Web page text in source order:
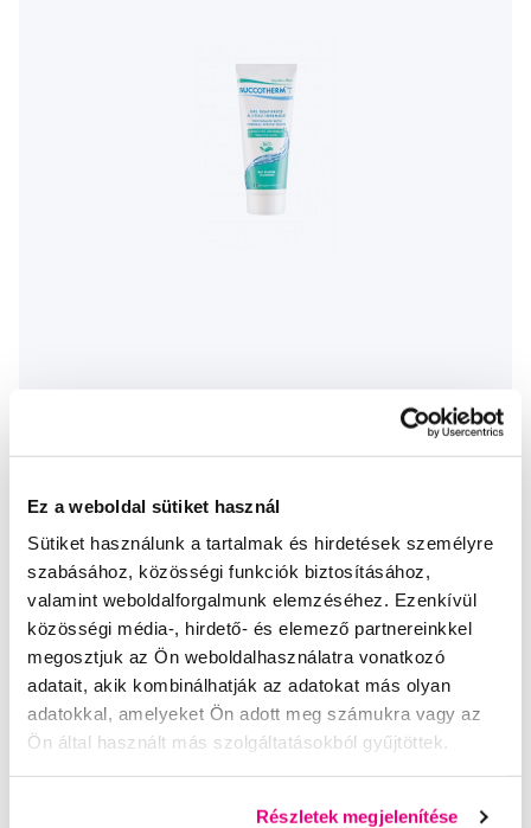
Ez a weboldal sütiket használ
Sütiket használunk a tartalmak és hirdetések személyre
szabásához, közösségi funkciók biztosításához,
valamint weboldalforgalmunk elemzéséhez. Ezenkívül
közösségi média-, hirdető- és elemező partnereinkkel
megosztjuk az Ön weboldalhasználatra vonatkozó
adatait, akik kombinálhatják az adatokat más olyan
adatokkal, amelyeket Ön adott meg számukra vagy az
Ön által használt más szolgáltatásokból gyűjtöttek.
Részletek megjelenítése
5,0/5 (57x)
A kosárba Készleten > 5 db
Segítünk